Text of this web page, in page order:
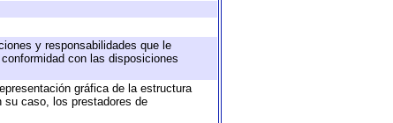
y responsabilidades que le
con las disposiciones
gráfica de la estructura
su caso, los prestadores de